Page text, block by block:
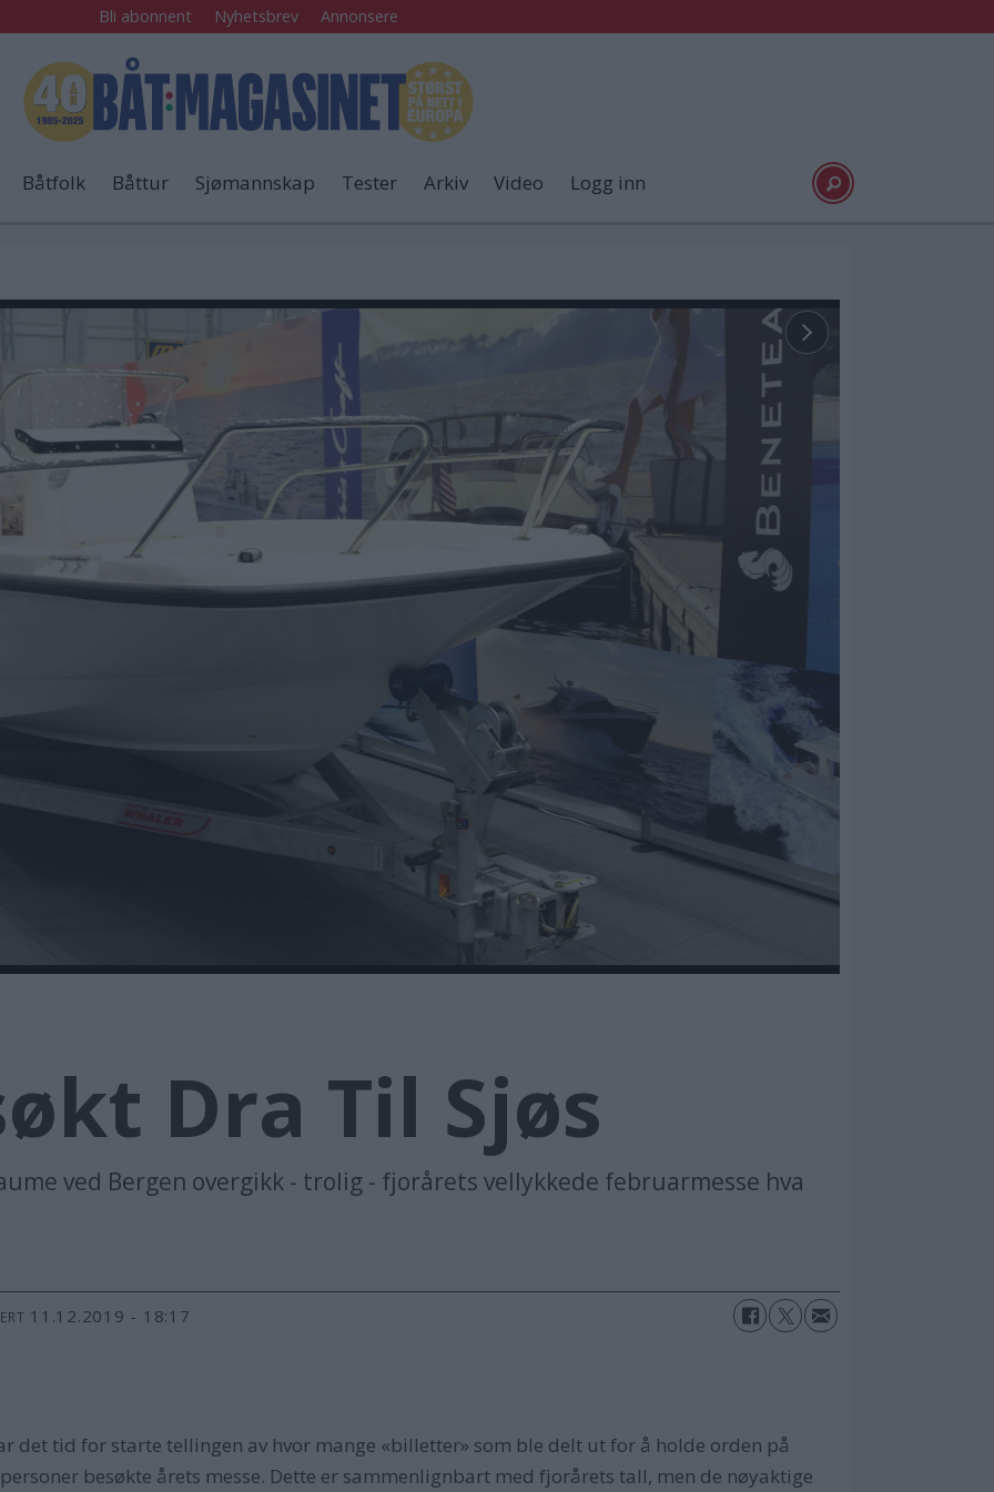
Bli abonnent Nyhetsbrev Annonsere
Båtfolk Båttur Sjømannskap Tester Arkiv Video Logg inn
Dra Til Sjøs
ved Bergen overgikk - trolig - fjorårets vellykkede februarmesse hva
11.12.2019 - 18:17
det tid for starte tellingen av hvor mange «billetter» som ble delt ut for å holde orden på
besøkte årets messe. Dette er sammenlignbart med fjorårets tall, men de nøyaktige